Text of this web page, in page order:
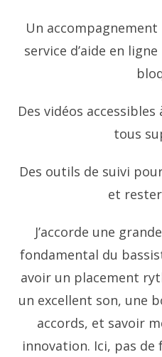
Un
service d’aide en
Des vidéos
tous
Des outils de suivi
et
J’accorde une
fondamental du
avoir un placement
un excellent son, une
accords, et savoir
innovation. Ici, pas de